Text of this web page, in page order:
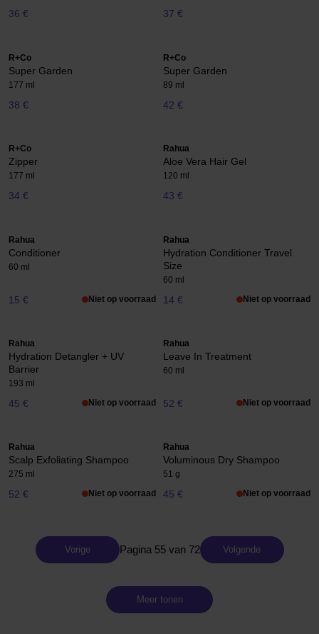
36 € 37 €
R+Co
Super Garden
177 ml
38 €
R+Co
Super Garden
89 ml
42 €
R+Co
Zipper
177 ml
34 €
Rahua
Aloe Vera Hair Gel
120 ml
43 €
Rahua
Conditioner
60 ml
15 € Niet op voorraad
Rahua
Hydration Conditioner Travel
Size
60 ml
14 € Niet op voorraad
Rahua
Hydration Detangler + UV
Barrier
193 ml
45 € Niet op voorraad
Rahua
Leave In Treatment
60 ml
52 € Niet op voorraad
Rahua
Scalp Exfoliating Shampoo
275 ml
52 € Niet op voorraad
Rahua
Voluminous Dry Shampoo
51 g
45 € Niet op voorraad
Vorige Pagina 55 van 72 Volgende
Meer tonen